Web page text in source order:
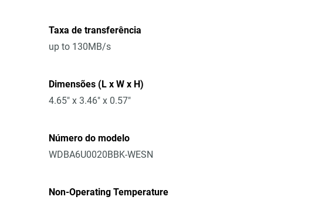
Taxa de transferência
up to 130MB/s
Dimensões (L x W x H)
4.65" x 3.46" x 0.57"
Número do modelo
WDBA6U0020BBK-WESN
Non-Operating Temperature